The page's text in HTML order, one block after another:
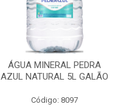
ÁGUA MINERAL PEDRA
AZUL NATURAL 5L GALÃO
Código: 8097